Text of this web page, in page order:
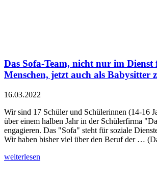
Das Sofa-Team, nicht nur im Dienst
Menschen, jetzt auch als Babysitter
16.03.2022
Wir sind 17 Schüler und Schülerinnen (14-16
über einem halben Jahr in der Schülerfirma
engagieren. Das "Sofa" steht für soziale
Wir haben bisher viel über den Beruf der …
weiterlesen